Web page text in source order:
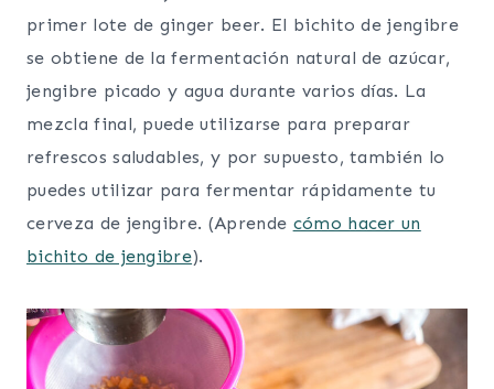
primer lote de ginger beer. El bichito de jengibre
se obtiene de la fermentación natural de azúcar,
jengibre picado y agua durante varios días. La
mezcla final, puede utilizarse para preparar
refrescos saludables, y por supuesto, también lo
puedes utilizar para fermentar rápidamente tu
cerveza de jengibre. (Aprende cómo hacer un
bichito de jengibre).